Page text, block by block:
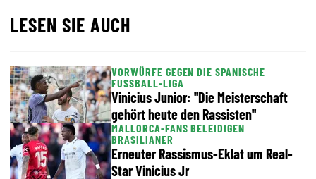
LESEN SIE AUCH
VORWÜRFE GEGEN DIE SPANISCHE
FUSSBALL-LIGA
Vinicius Junior: ''Die Meisterschaft
gehört heute den Rassisten''
MALLORCA-FANS BELEIDIGEN
BRASILIANER
Erneuter Rassismus-Eklat um Real-
Star Vinicius Jr